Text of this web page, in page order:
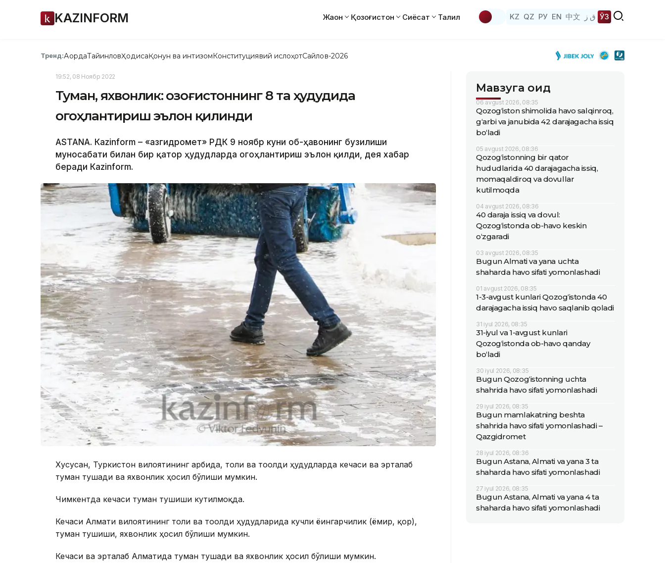
KAZINFORM Жаҳон Қозоғистон Сиёсат Таҳлил KZ QZ РУ EN 中文 ق ز ЎЗ
Тренд:АқордаТайинловҲодисаҚонун ва интизомКонституциявий ислоҳотСайлов-2026
19:52, 08 Ноябр 2022
Туман, яхвонлик: Қозоғистоннинг 8 та ҳудудида
огоҳлантириш эълон қилинди
ASTANA. Кazinform – «Қазгидромет» РДК 9 ноябр куни об-ҳавонинг бузилиши
муносабати билан бир қатор ҳудудларда огоҳлантириш эълон қилди, дея хабар
беради Кazinform.
Хусусан, Туркистон вилоятининг ғарбида, тоғли ва тоғолди ҳудудларда кечаси ва эрталаб
туман тушади ва яхвонлик ҳосил бўлиши мумкин.
Чимкентда кечаси туман тушиши кутилмоқда.
Кечаси Алмати вилоятининг тоғли ва тоғолди ҳудудларида кучли ёғингарчилик (ёмғир, қор),
туман тушиши, яхвонлик ҳосил бўлиши мумкин.
Кечаси ва эрталаб Алматида туман тушади ва яхвонлик ҳосил бўлиши мумкин.
Мавзуга оид
06 avgust 2026, 08:35
Qozog‘iston shimolida havo salqinroq,
g‘arbi va janubida 42 darajagacha issiq
bo‘ladi
05 avgust 2026, 08:36
Qozog‘istonning bir qator
hududlarida 40 darajagacha issiq,
momaqaldiroq va dovullar
kutilmoqda
04 avgust 2026, 08:36
40 daraja issiq va dovul:
Qozog‘istonda ob-havo keskin
o‘zgaradi
03 avgust 2026, 08:35
Bugun Almati va yana uchta
shaharda havo sifati yomonlashadi
01 avgust 2026, 08:35
1-3-avgust kunlari Qozog‘istonda 40
darajagacha issiq havo saqlanib qoladi
31 iyul 2026, 08:35
31-iyul va 1-avgust kunlari
Qozog‘istonda ob-havo qanday
bo‘ladi
30 iyul 2026, 08:35
Bugun Qozog‘istonning uchta
shahrida havo sifati yomonlashadi
29 iyul 2026, 08:35
Bugun mamlakatning beshta
shahrida havo sifati yomonlashadi –
Qazgidromet
28 iyul 2026, 08:36
Bugun Astana, Almati va yana 3 ta
shaharda havo sifati yomonlashadi
27 iyul 2026, 08:35
Bugun Astana, Almati va yana 4 ta
shaharda havo sifati yomonlashadi